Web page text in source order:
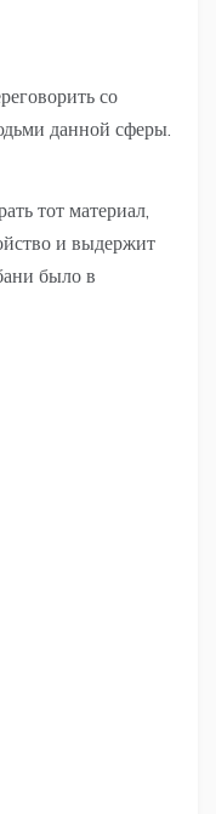
со
данной сферы.
тот материал,
и выдержит
было в